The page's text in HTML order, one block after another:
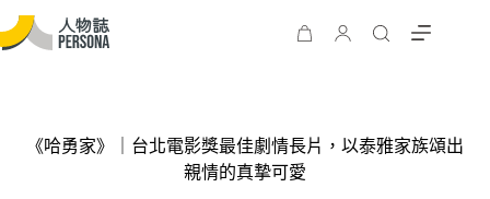
《哈勇家》｜台北電影獎最佳劇情長片，以泰雅家族頌出
親情的真摯可愛